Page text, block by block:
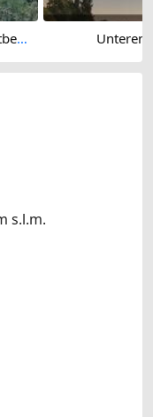
Danikon › South: Aussichtsturm Altberg - Geroldswil
s.l.m.